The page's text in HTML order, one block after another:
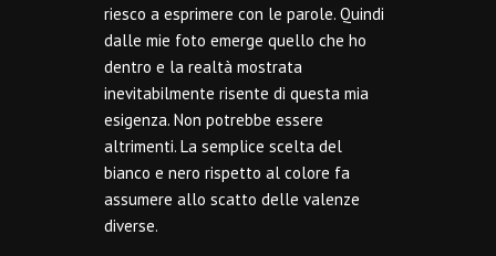
riesco a esprimere con le parole. Quindi
dalle mie foto emerge quello che ho
dentro e la realtà mostrata
inevitabilmente risente di questa mia
esigenza. Non potrebbe essere
altrimenti. La semplice scelta del
bianco e nero rispetto al colore fa
assumere allo scatto delle valenze
diverse.